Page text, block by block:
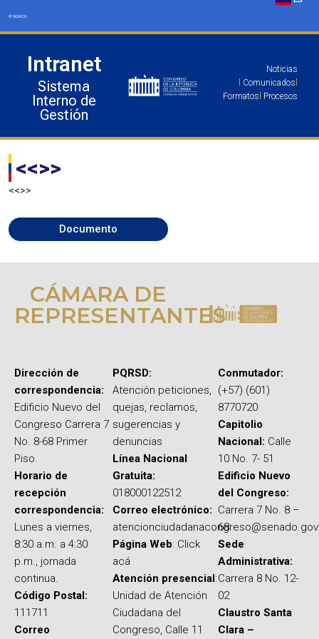
Intranet
Sistema
Interno de
Gestión
Noticias
Comunicados
Formatos Procesos
<<>>
<<>>
Documento
CÁMARA DE
REPRESENTANTES
Dirección de
correspondencia:
Edificio Nuevo del
Congreso Carrera 7
No. 8-68 Primer
Piso.
Horario de
recepción
correspondencia:
Lunes a viernes,
8:30 a.m. a 4:30
p.m., jornada
continua.
Código Postal:
111711
Correo
PQRSD:
Atención peticiones,
quejas, reclamos,
sugerencias y
denuncias
Línea Nacional
Gratuita:
018000122512
Correo electrónico:
Página Web: Click
acá
Atención presencial:
Unidad de Atención
Ciudadana del
Congreso, Calle 11
Conmutador:
(+57) (601)
8770720
Capitolio
Nacional: Calle
10 No. 7- 51
Edificio Nuevo
del Congreso:
Carrera 7 No. 8 –
68
Sede
Administrativa:
Carrera 8 No. 12-
02
Claustro Santa
Clara –